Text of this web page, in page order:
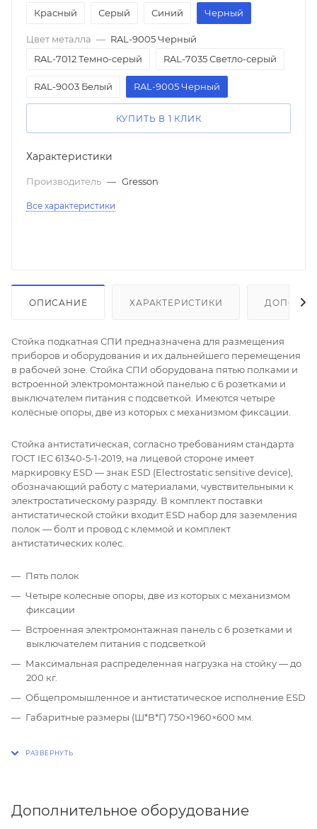
Красный
Серый Синий Черный
Цвет металла — RAL-9005 Черный
RAL-7012 Темно-серый
RAL-7035 Светло-серый
RAL-9003 Белый RAL-9005 Черный
КУПИТЬ В 1 КЛИК
Характеристики
Производитель — Gresson
Все характеристики
ОПИСАНИЕ ХАРАКТЕРИСТИКИ
Стойка подкатная СПИ предназначена для размещения
приборов и оборудования и их дальнейшего перемещения
в рабочей зоне. Стойка СПИ оборудована пятью полками и
встроенной электромонтажной панелью с 6 розетками и
выключателем питания с подсветкой. Имеются четыре
колёсные опоры, две из которых с механизмом фиксации.
Стойка антистатическая, согласно требованиям стандарта
ГОСТ IEC 61340-5-1-2019, на лицевой стороне имеет
маркировку ESD — знак ESD (Electrostatic sensitive device),
обозначающий работу с материалами, чувствительными к
электростатическому разряду. В комплект поставки
антистатической стойки входит ESD набор для заземления
полок — болт и провод с клеммой и комплект
антистатических колес.
Пять полок
Четыре колесные опоры, две из которых с механизмом
фиксации
Встроенная электромонтажная панель с 6 розетками и
выключателем питания с подсветкой
Максимальная распределенная нагрузка на стойку — до
200 кг.
Общепромышленное и антистатическое исполнение ESD
Габаритные размеры (Ш*В*Г) 750×1960×600 мм.
Дополнительное оборудование